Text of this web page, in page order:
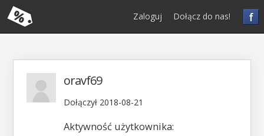
f
Zaloguj Dołącz do nas!
oravf69
Dołączył 2018-08-21
Aktywność użytkownika: